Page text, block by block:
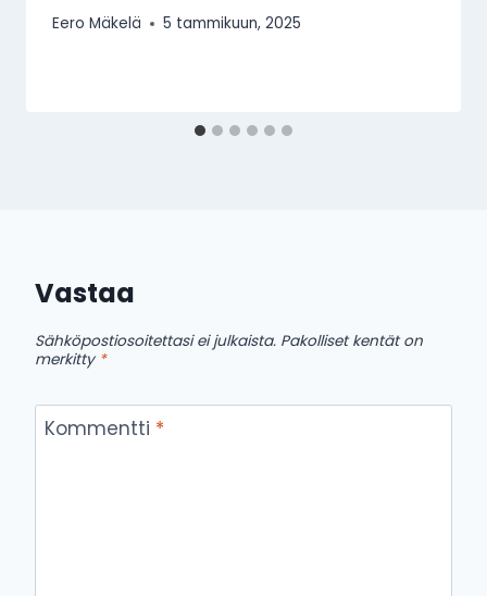
Eero Mäkelä 5 tammikuun, 2025
Vastaa
Sähköpostiosoitettasi ei julkaista. Pakolliset kentät on
merkitty *
Kommentti *